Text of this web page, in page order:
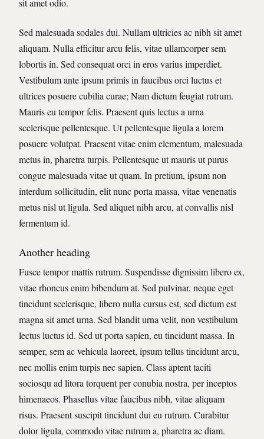
sit amet odio.
Sed malesuada sodales dui. Nullam ultricies ac nibh sit amet
aliquam. Nulla efficitur arcu felis, vitae ullamcorper sem
lobortis in. Sed consequat orci in eros varius imperdiet.
Vestibulum ante ipsum primis in faucibus orci luctus et
ultrices posuere cubilia curae; Nam dictum feugiat rutrum.
Mauris eu tempor felis. Praesent quis lectus a urna
scelerisque pellentesque. Ut pellentesque ligula a lorem
posuere volutpat. Praesent vitae enim elementum, malesuada
metus in, pharetra turpis. Pellentesque ut mauris ut purus
congue malesuada vitae ut quam. In pretium, ipsum non
interdum sollicitudin, elit nunc porta massa, vitae venenatis
metus nisl ut ligula. Sed aliquet nibh arcu, at convallis nisl
fermentum id.
Another heading
Fusce tempor mattis rutrum. Suspendisse dignissim libero ex,
vitae rhoncus enim bibendum at. Sed pulvinar, neque eget
tincidunt scelerisque, libero nulla cursus est, sed dictum est
magna sit amet urna. Sed blandit urna velit, non vestibulum
lectus luctus id. Sed ut porta sapien, eu tincidunt massa. In
semper, sem ac vehicula laoreet, ipsum tellus tincidunt arcu,
nec mollis enim turpis nec sapien. Class aptent taciti
sociosqu ad litora torquent per conubia nostra, per inceptos
himenaeos. Phasellus vitae faucibus nibh, vitae aliquam
risus. Praesent suscipit tincidunt dui eu rutrum. Curabitur
dolor ligula, commodo vitae rutrum a, pharetra ac diam.